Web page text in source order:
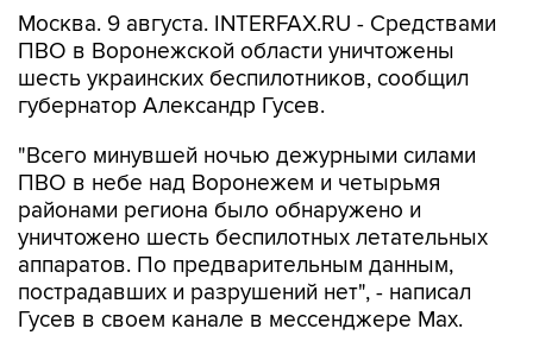
шесть украинских беспилотников, сообщил
губернатор Александр Гусев.
"Всего минувшей ночью дежурными силами
районами региона было обнаружено и
уничтожено шесть беспилотных летательных
аппаратов. По предварительным данным,
пострадавших и разрушений нет", - написал
Гусев в своем канале в мессенджере Max.
Александр Гусев Воронежская область